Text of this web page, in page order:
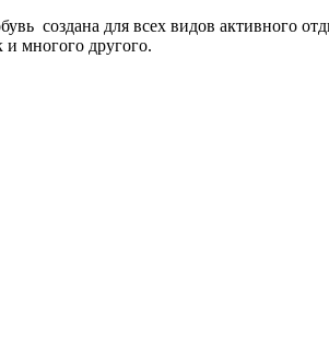
создана для всех видов активного
многого другого.